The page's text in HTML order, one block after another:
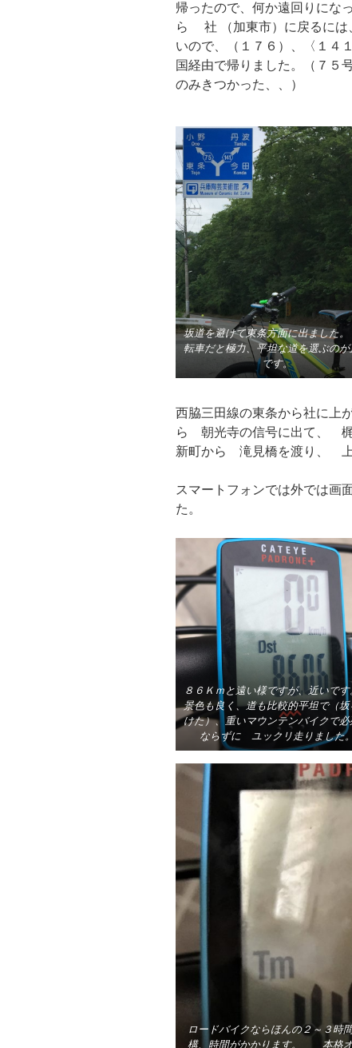
帰ったので、何か遠回りに
ら 社 （加東市）に戻るには
いので、（１７６）、〈１
国経由で帰りました。（７５
のみきつかった、、）
坂道を避けて東条方面に出ました
転車だと極力、平坦な道を選ぶのが
です。
西脇三田線の東条から社に上
ら 朝光寺の信号に出て、 梶
新町から 滝見橋を渡り、
スマートフォンでは外では画
た。
８６Ｋｍと遠い様ですが、近いで
景色も良く、道も比較的平坦で（坂
けた）、重いマウンテンバイクで必
ならずに ユックリ走りました。
ロードバイクならほんの２～３
構、時間がかかります。 本格オ